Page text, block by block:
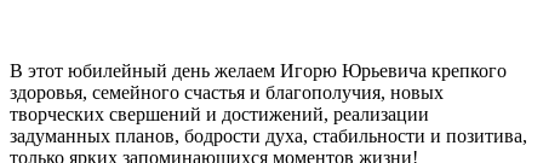
В этот юбилейный день желаем Игорю Юрьевича крепкого
здоровья, семейного счастья и благополучия, новых
творческих свершений и достижений, реализации
задуманных планов, бодрости духа, стабильности и позитива,
только ярких запоминающихся моментов жизни!